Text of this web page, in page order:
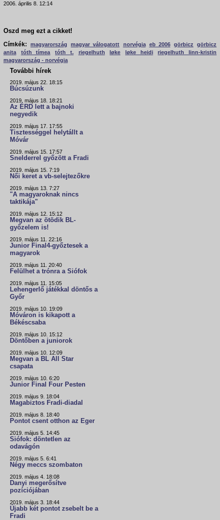
2006. április 8. 12:14
Oszd meg ezt a cikket!
Címkék:
magyarország magyar válogatott norvégia eb 2006 görbicz
görbicz
anita
tóth tímea tóth t. riegelhuth løke løke heidi
riegelhuth linn-kristin
magyarország - norvégia
További hírek
2019. május 22. 18:15
Búcsúzunk
2019. május 18. 18:21
Az ÉRD lett a bajnoki
negyedik
2019. május 17. 17:55
Tisztességgel helytállt a
Móvár
2019. május 15. 17:57
Snelderrel győzött a Fradi
2019. május 15. 7:19
Női keret a vb-selejtezőkre
2019. május 13. 7:27
"A magyaroknak nincs
taktikája"
2019. május 12. 15:12
Megvan az ötödik BL-
győzelem is!
2019. május 11. 22:16
Junior Final4-győztesek a
magyarok
2019. május 11. 20:40
Felülhet a trónra a Siófok
2019. május 11. 15:05
Lehengerlő játékkal döntős a
Győr
2019. május 10. 19:09
Móváron is kikapott a
Békéscsaba
2019. május 10. 15:12
Döntőben a juniorok
2019. május 10. 12:09
Megvan a BL All Star
csapata
2019. május 10. 6:20
Junior Final Four Pesten
2019. május 9. 18:04
Magabiztos Fradi-diadal
2019. május 8. 18:40
Pontot csent otthon az Eger
2019. május 5. 14:45
Siófok: döntetlen az
odavágón
2019. május 5. 6:41
Négy meccs szombaton
2019. május 4. 18:08
Danyi megerősítve
pozíciójában
2019. május 3. 18:44
Újabb két pontot zsebelt be a
Fradi